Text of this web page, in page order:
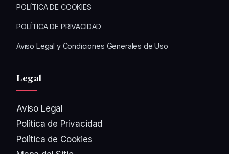
POLÍTICA DE COOKIES
POLÍTICA DE PRIVACIDAD
Aviso Legal y Condiciones Generales de Uso
Legal
Aviso Legal
Política de Privacidad
Política de Cookies